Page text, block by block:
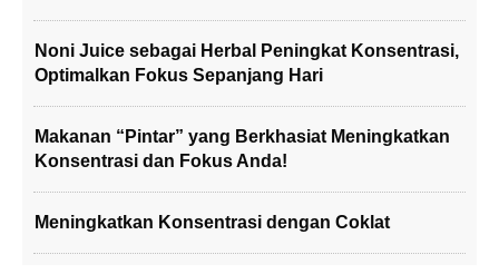
Noni Juice sebagai Herbal Peningkat Konsentrasi,
Optimalkan Fokus Sepanjang Hari
Makanan “Pintar” yang Berkhasiat Meningkatkan
Konsentrasi dan Fokus Anda!
Meningkatkan Konsentrasi dengan Coklat